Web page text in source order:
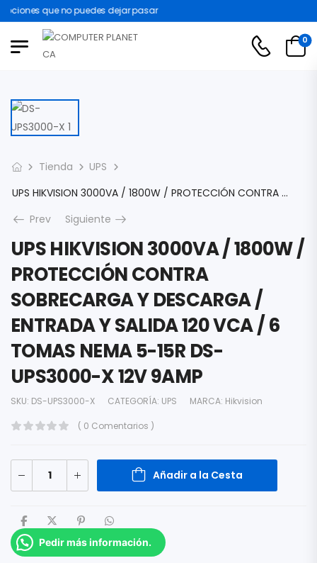
que no puedes dejar pasar
0
Tienda
UPS
UPS HIKVISION 3000VA / 1800W / PROTECCIÓN CONTRA SOBRECARGA Y DESCARGA / ENTRADA Y SALIDA 120 VCA / 6 TOMAS NEMA 5-15R DS-UPS3000-X 12V 9AMP
Prev
Siguiente
UPS HIKVISION 3000VA / 1800W /
PROTECCIÓN CONTRA
SOBRECARGA Y DESCARGA /
ENTRADA Y SALIDA 120 VCA / 6
TOMAS NEMA 5-15R DS-
UPS3000-X 12V 9AMP
SKU: DS-UPS3000-X CATEGORÍA: UPS MARCA: Hikvision
( 0 Comentarios )
Añadir a la Cesta
Pedir más información.